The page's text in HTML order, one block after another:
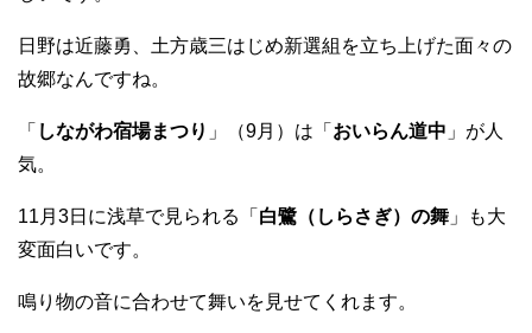
日野は近藤勇、土方歳三はじめ新選組を立ち上げた面々の
故郷なんですね。
「 しながわ宿場まつり 」（9月）は「 おいらん道中 」が人
気。
11月3日に浅草で見られる「 白鷺（しらさぎ）の舞 」も大
変面白いです。
鳴り物の音に合わせて舞いを見せてくれます。